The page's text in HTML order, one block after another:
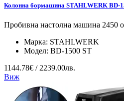
Колонна бормашина STAHLWERK BD-
Пробивна настолна машина 2450
Марка: STAHLWERK
Модел: BD-1500 ST
1144.78€ / 2239.00лв.
Виж